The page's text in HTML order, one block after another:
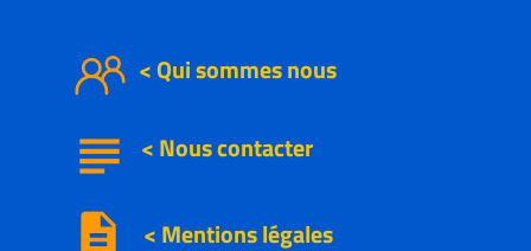
description
subject <Nouscontacter
< Qui sommes nous
< Mentions légales